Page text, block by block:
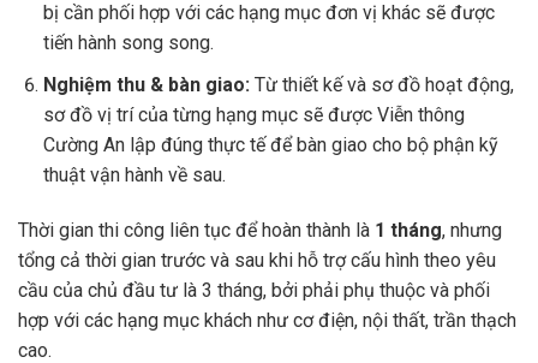
bị cần phối hợp với các hạng mục đơn vị khác sẽ được
tiến hành song song.
Nghiệm thu & bàn giao:Từ thiết kế và sơ đồ hoạt động,
sơ đồ vị trí của từng hạng mục sẽ được Viễn thông
Cường An lập đúng thực tế để bàn giao cho bộ phận kỹ
thuật vận hành về sau.
Thời gian thi công liên tục để hoàn thành là 1 tháng, nhưng
tổng cả thời gian trước và sau khi hỗ trợ cấu hình theo yêu
cầu của chủ đầu tư là 3 tháng, bởi phải phụ thuộc và phối
hợp với các hạng mục khách như cơ điện, nội thất, trần thạch
cao.